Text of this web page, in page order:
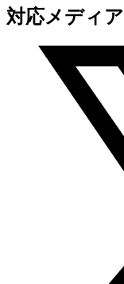
対応メディア